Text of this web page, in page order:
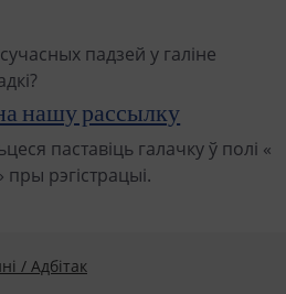
падзей у галіне
нашу рассылку
паставіць галачку ў полі «
пры рэгістрацыі.
/ Адбітак